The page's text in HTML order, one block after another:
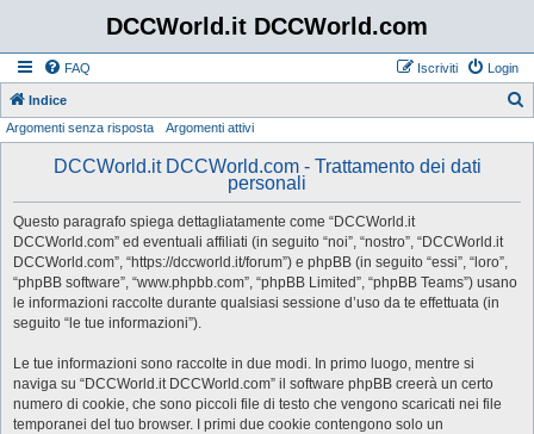
DCCWorld.it DCCWorld.com
FAQ Login
Iscriviti
Indice
Argomenti senza risposta Argomenti attivi
DCCWorld.it DCCWorld.com - Trattamento dei dati
personali
Questo paragrafo spiega dettagliatamente come “DCCWorld.it
DCCWorld.com” ed eventuali affiliati (in seguito “noi”, “nostro”, “DCCWorld.it
DCCWorld.com”, “https://dccworld.it/forum”) e phpBB (in seguito “essi”, “loro”,
“phpBB software”, “www.phpbb.com”, “phpBB Limited”, “phpBB Teams”) usano
le informazioni raccolte durante qualsiasi sessione d’uso da te effettuata (in
seguito “le tue informazioni”).
Le tue informazioni sono raccolte in due modi. In primo luogo, mentre si
naviga su “DCCWorld.it DCCWorld.com” il software phpBB creerà un certo
numero di cookie, che sono piccoli file di testo che vengono scaricati nei file
temporanei del tuo browser. I primi due cookie contengono solo un